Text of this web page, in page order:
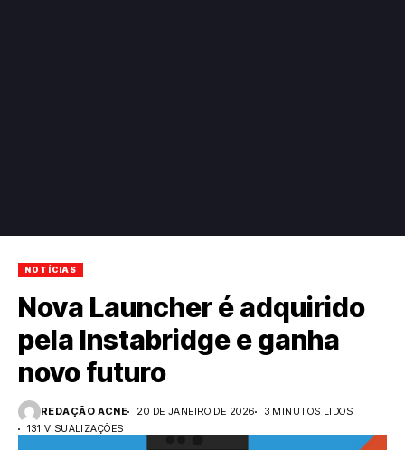
NOTÍCIAS
Nova Launcher é adquirido
pela Instabridge e ganha
novo futuro
REDAÇÃO ACNE 20 DE JANEIRO DE 2026
3 MINUTOS LIDOS
131 VISUALIZAÇÕES